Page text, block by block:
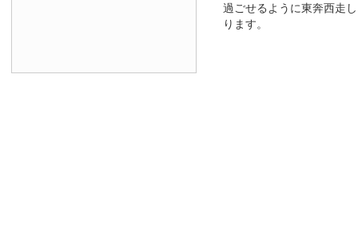
過ごせるように東奔西走
ります。